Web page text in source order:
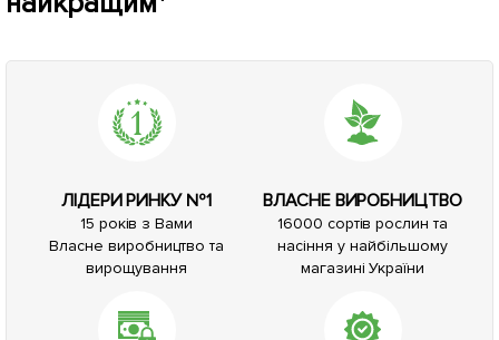
ЛІДЕРИ РИНКУ №1
15 років з Вами
Власне виробництво та
вирощування
ВЛАСНЕ ВИРОБНИЦТВО
16000 сортів рослин та
насіння у найбільшому
магазині України